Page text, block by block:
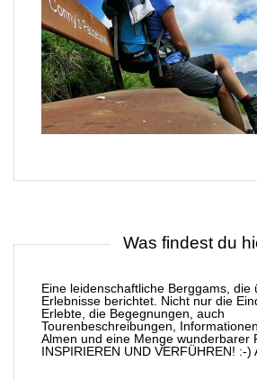
Was findest du
Eine leidenschaftliche Berggams, die
Erlebnisse berichtet. Nicht nur die
Erlebte, die Begegnungen, auch
Tourenbeschreibungen,
Almen und eine Menge wunderbarer
INSPIRIEREN UND VERFÜHREN! :-)